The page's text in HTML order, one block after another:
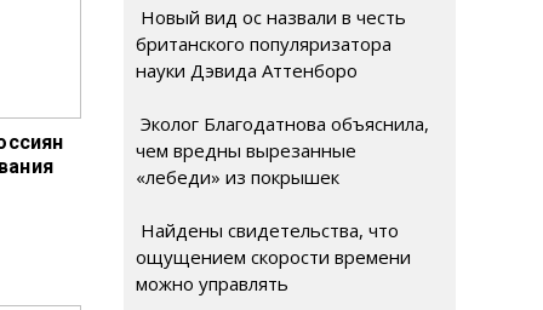
Новый вид ос назвали в честь
британского популяризатора
науки Дэвида Аттенборо
Эколог Благодатнова объяснила,
чем вредны вырезанные
«лебеди» из покрышек
Найдены свидетельства, что
ощущением скорости времени
можно управлять